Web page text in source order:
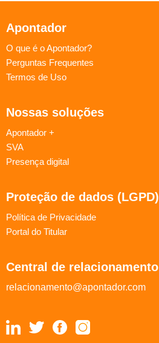
Apontador
O que é o Apontador?
Perguntas Frequentes
Termos de Uso
Nossas soluções
Apontador +
SVA
Presença digital
Proteção de dados (LGPD)
Política de Privacidade
Portal do Titular
Central de relacionamento
relacionamento@apontador.com